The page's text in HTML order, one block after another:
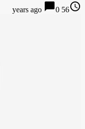
access_time
56 years ago
chat_bubble0